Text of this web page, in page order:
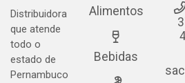
Distribuidora
que atende
todo o
estado de
Pernambuco
Alimentos
Bebidas